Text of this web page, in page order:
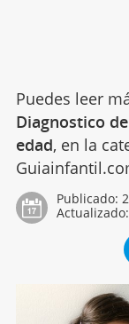
Puedes leer
Diagnostico
edad, en la
Publicado:
Actualizado: